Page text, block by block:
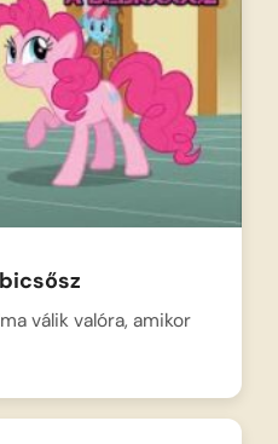
válik valóra, amikor